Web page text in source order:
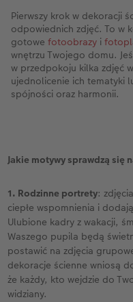
Pierwszy krok w dekoracji
odpowiednich zdjęć. To w
gotowe fotoobrazy i
wnętrzu Twojego domu.
w przedpokoju kilka zdjęć
ujednolicenie ich tematyki
spójności oraz harmonii.
Jakie motywy sprawdzą
1. Rodzinne portrety:
ciepłe wspomnienia i
Ulubione kadry z wakacji,
Waszego pupila będą
postawić na zdjęcia
dekoracje ścienne wniosą
że każdy, kto wejdzie do
widziany.